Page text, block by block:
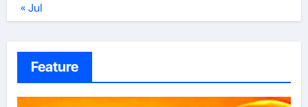
« Jul
Feature